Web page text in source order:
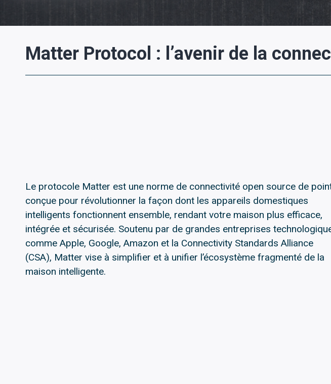
Matter Protocol : l’avenir de la
Le protocole Matter est une norme de connectivité open source de
conçue pour révolutionner la façon dont les appareils domestiques
intelligents fonctionnent ensemble, rendant votre maison plus efficace,
intégrée et sécurisée. Soutenu par de grandes entreprises
comme Apple, Google, Amazon et la Connectivity Standards Alliance
(CSA), Matter vise à simplifier et à unifier l’écosystème fragmenté de la
maison intelligente.